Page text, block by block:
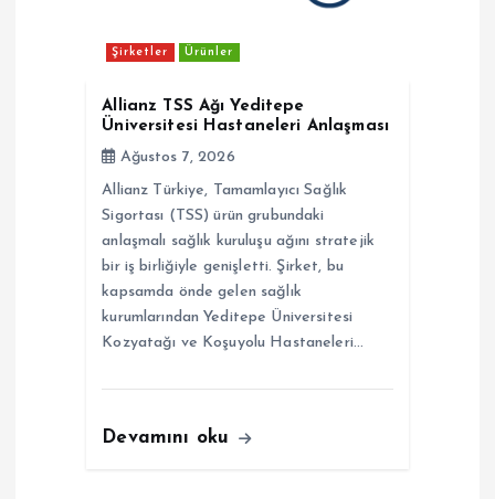
Şirketler Ürünler
Allianz TSS Ağı Yeditepe
Üniversitesi Hastaneleri Anlaşması
Ağustos 7, 2026
Allianz Türkiye, Tamamlayıcı Sağlık
Sigortası (TSS) ürün grubundaki
anlaşmalı sağlık kuruluşu ağını stratejik
bir iş birliğiyle genişletti. Şirket, bu
kapsamda önde gelen sağlık
kurumlarından Yeditepe Üniversitesi
Kozyatağı ve Koşuyolu Hastaneleri…
Devamını oku